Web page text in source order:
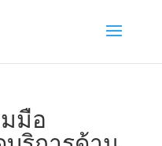
มือ